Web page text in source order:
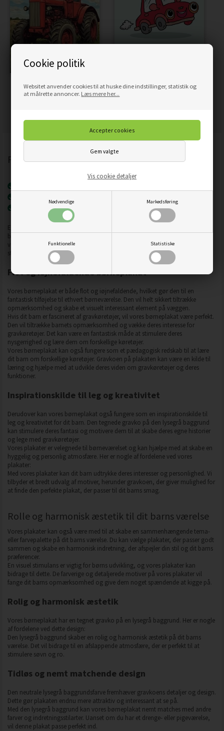
Cookie politik
Websitet anvender cookies til at huske dine indstillinger, statistik og
at målrette annoncer. Læs mere her...
Nødvendige Markedsføring
Funktionelle Statistiske
Vis cookie detaljer
RØD TRAKTOR PÅ MARK -
PLAKAT
59,00 50,15DKK
SJOV RØD BIL -
59,00 50,15DKK
Flot børneplakat med tegnet gravko
Tegnet gravko på lysegrå baggrund
Er du på udkig efter en attraktiv og iøjnefaldende plakat til at dekorere dit
barns værelse? Vores flotte børneplakat med en tegnet gravko er det perfekte
valg! Denne plakat vil ikke kun pynte på værelset, men også skabe et
stimulerende og fantasifuldt miljø for dit barn.
Flot og iøjnefaldende børneplakat
Vores børneplakat er både flot og iøjnefaldende, hvilket gør den til en
fantastisk tilføjelse til ethvert børneværelse. Den vil helt sikkert tiltrække
opmærksomhed og skabe et visuelt interessant element på væggen.
Hvis dit barn er fascineret af gravkøretøjer, vil vores børneplakat være perfekt.
Den vil tiltrække barnets opmærksomhed og vække deres interesse for
gravkøretøjer. Det kan være en fantastisk måde at stimulere deres
nysgerrighed og lære dem om forskellige køretøjer.
Vores børneplakat kan også fungere som et pædagogisk redskab til at lære
dit barn om forskellige køretøjer. Gravkoen på plakaten kan være en kilde til
læring og hjælpe med at udvikle deres viden om gravkøretøjer og deres
funktioner.
Inspirationskilde til leg og kreativitet
Derudover kan vores børneplakat også fungere som en inspirationskilde til
leg og kreativitet for dit barn. Den tegnede gravko på den lysegrå baggrund
kan stimulere deres fantasi og motivere dem til at skabe deres egne historier
og lege med gravkøretøjer.
Vores plakater er velegnede til børneværelset og kan hjælpe med at skabe en
hyggelig og personlig atmosfære. Her er nogle af fordelene ved vores
plakater:
Med vores plakater kan dit barn udtrykke deres interesser og personlighed. Vi
tilbyder et bredt udvalg af motiver, herunder gravkoen, der giver mulighed for
at finde den perfekte plakat, der passer til dit barns smag.
Rolle og harmonisk æstetik til dit barns værelse
Vores plakater kan også være med til at skabe en sammenhængende tema-
eller farvepalette på dit barns værelse. Du kan vælge plakater, der passer godt
sammen og skabe en harmonisk indretning, der afspejler din stil og dit barns
præferencer.
En visuel stimulans er vigtig for børns udvikling, og vores plakater kan
bidrage til dette. De farverige og detaljerede motiver på vores plakater vil
fange dit barns opmærksomhed og give dem noget spændende at kigge på.
Rolig og harmonisk æstetik
Vores børneplakat har en tegnet gravko på en lysegrå baggrund. Her er nogle
af fordelene ved dette design:
Den lysegrå baggrund skaber en rolig og harmonisk æstetik på dit barns
værelse. Det vil bidrage til en afslappende atmosfære, der er perfekt til at
stimulere søvn og ro.
Tidløs og nemt matchende design
Den neutrale lysegrå baggrundsfarve fremhæver gravkoens detaljer og design.
Dette gør plakaten endnu mere attraktiv og interessant at se på.
Med den lysegrå baggrund kan vores børneplakat nemt matches med andre
farver og indretningsstilarter. Uanset om du har et drenge- eller pigeværelse,
vil denne plakat passe perfekt ind.